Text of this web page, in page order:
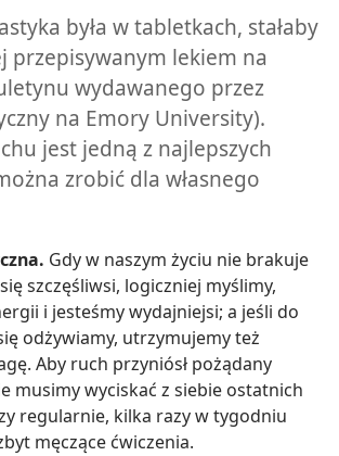
była w tabletkach, stałaby
przepisywanym lekiem na
wydawanego przez
na Emory University).
jest jedną z najlepszych
zrobić dla własnego
Gdy w naszym życiu nie brakuje
szczęśliwsi, logiczniej myślimy,
i jesteśmy wydajniejsi; a jeśli do
odżywiamy, utrzymujemy też
Aby ruch przyniósł pożądany
musimy wyciskać z siebie ostatnich
regularnie, kilka razy w tygodniu
męczące ćwiczenia.